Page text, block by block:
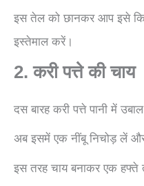
इस तेल को छानकर आप इसे
इस्तेमाल करें।
2. करी पत्ते की चाय
दस बारह करी पत्ते पानी में
अब इसमें एक नींबू निचोड़ लें और
इस तरह चाय बनाकर एक हफ्ते